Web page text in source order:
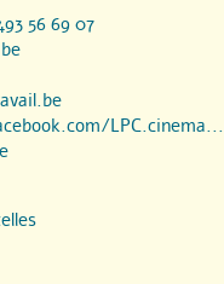
56 69 07
LPC.cinema...